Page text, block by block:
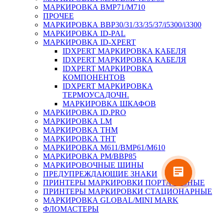
МАРКИРОВКА BMP71/M710
ПРОЧЕЕ
МАРКИРОВКА BBP30/31/33/35/37/i5300/i3300
МАРКИРОВКА ID-PAL
МАРКИРОВКА ID-XPERT
IDXPERT МАРКИРОВКА КАБЕЛЯ
IDXPERT МАРКИРОВКА КАБЕЛЯ
IDXPERT МАРКИРОВКА
КОМПОНЕНТОВ
IDXPERT МАРКИРОВКА
ТЕРМОУСАДОЧН.
МАРКИРОВКА ШКАФОВ
МАРКИРОВКА ID.PRO
МАРКИРОВКА LM
МАРКИРОВКА THM
МАРКИРОВКА THT
МАРКИРОВКА M611/BMP61/M610
МАРКИРОВКА PM/BBP85
МАРКИРОВОЧНЫЕ ШИНЫ
ПРЕДУПРЕЖДАЮЩИЕ ЗНАКИ
ПРИНТЕРЫ МАРКИРОВКИ ПОРТАТИВНЫЕ
ПРИНТЕРЫ МАРКИРОВКИ СТАЦИОНАРНЫЕ
МАРКИРОВКА GLOBAL/MINI MARK
ФЛОМАСТЕРЫ